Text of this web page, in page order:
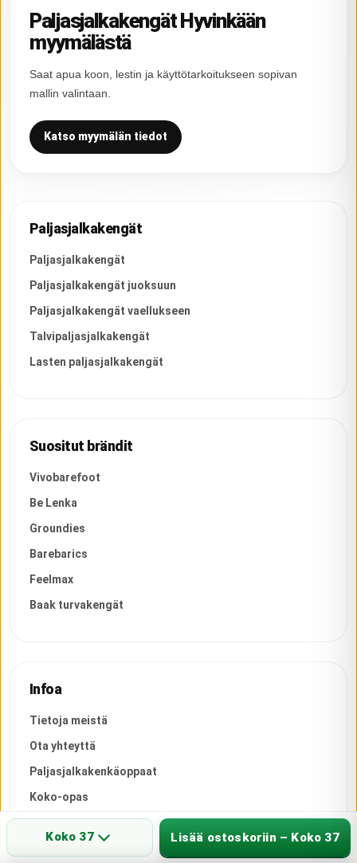
Koko 37 Lisää ostoskoriin – Koko 37
Paljasjalkakengät Hyvinkään
myymälästä
Saat apua koon, lestin ja käyttötarkoitukseen sopivan
mallin valintaan.
Katso myymälän tiedot
Paljasjalkakengät
Paljasjalkakengät
Paljasjalkakengät juoksuun
Paljasjalkakengät vaellukseen
Talvipaljasjalkakengät
Lasten paljasjalkakengät
Suositut brändit
Vivobarefoot
Be Lenka
Groundies
Barebarics
Feelmax
Baak turvakengät
Infoa
Tietoja meistä
Ota yhteyttä
Paljasjalkakenkäoppaat
Koko-opas
Usein kysytyt kysymykset